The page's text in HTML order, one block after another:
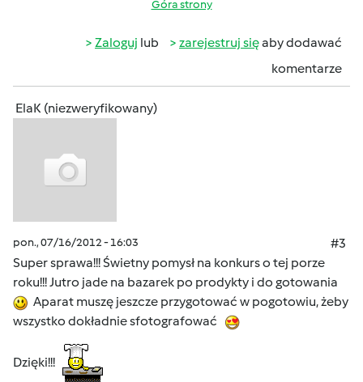
Góra strony
Zaloguj lub zarejestruj sięaby dodawać
komentarze
ElaK (niezweryfikowany)
pon., 07/16/2012 - 16:03
#3
Super sprawa!!! Świetny pomysł na konkurs o tej porze
roku!!! Jutro jade na bazarek po prodykty i do gotowania
Aparat muszę jeszcze przygotować w pogotowiu, żeby
wszystko dokładnie sfotografować
Dzięki!!!